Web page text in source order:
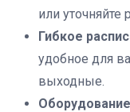
или
Гибкое
удобное для
выходные.